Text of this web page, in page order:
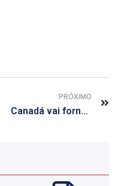
PRÓXIMO
Canadá vai fornecer vacina experimental contra ebola para África